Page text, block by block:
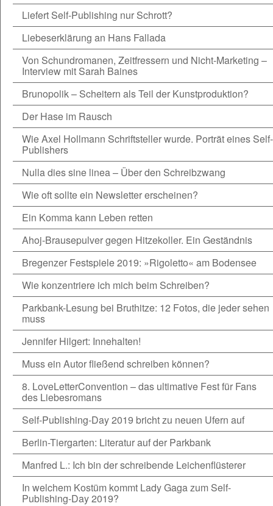
Liefert Self-Publishing nur Schrott?
Liebeserklärung an Hans Fallada
Von Schundromanen, Zeitfressern und Nicht-Marketing –
Interview mit Sarah Baines
Brunopolik – Scheitern als Teil der Kunstproduktion?
Der Hase im Rausch
Wie Axel Hollmann Schriftsteller wurde. Porträt eines Self-
Publishers
Nulla dies sine linea – Über den Schreibzwang
Wie oft sollte ein Newsletter erscheinen?
Ein Komma kann Leben retten
Ahoj-Brausepulver gegen Hitzekoller. Ein Geständnis
Bregenzer Festspiele 2019: »Rigoletto« am Bodensee
Wie konzentriere ich mich beim Schreiben?
Parkbank-Lesung bei Bruthitze: 12 Fotos, die jeder sehen
muss
Jennifer Hilgert: Innehalten!
Muss ein Autor fließend schreiben können?
8. LoveLetterConvention – das ultimative Fest für Fans
des Liebesromans
Self-Publishing-Day 2019 bricht zu neuen Ufern auf
Berlin-Tiergarten: Literatur auf der Parkbank
Manfred L.: Ich bin der schreibende Leichenflüsterer
In welchem Kostüm kommt Lady Gaga zum Self-
Publishing-Day 2019?